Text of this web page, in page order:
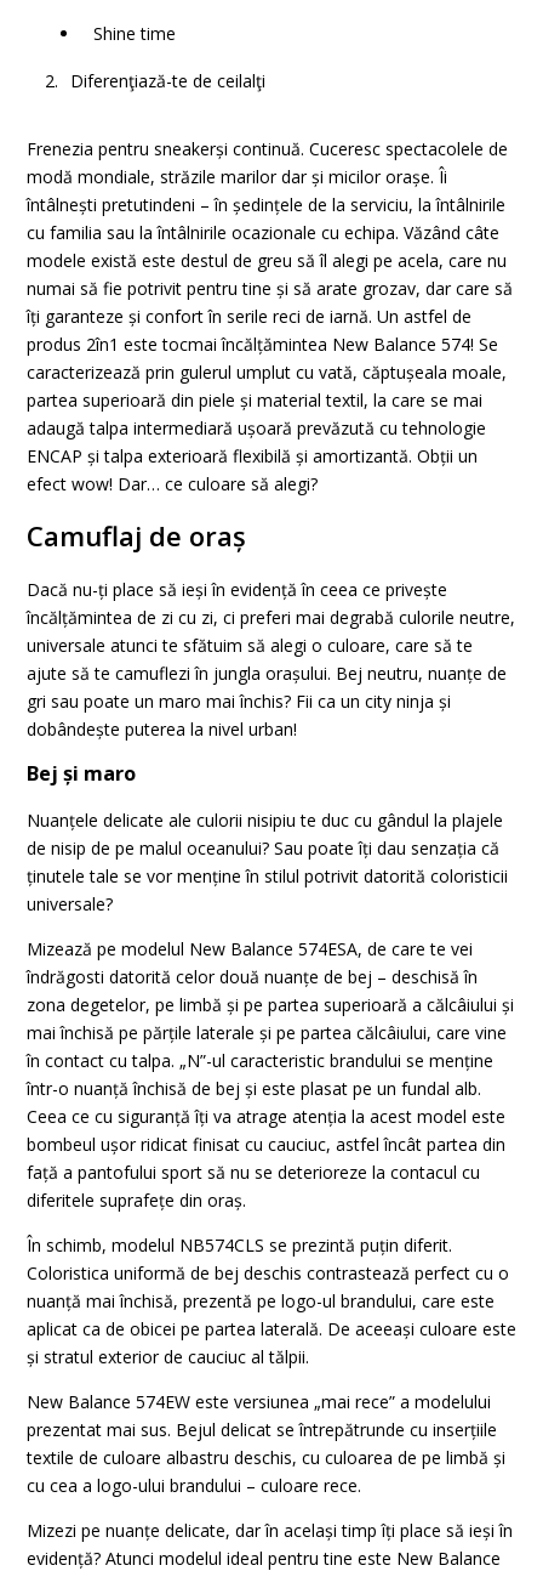
Shine time
Diferenţiază-te de ceilalţi
Frenezia pentru sneakerși continuă. Cuceresc spectacolele de
modă mondiale, străzile marilor dar și micilor orașe. Îi
întâlnești pretutindeni – în ședințele de la serviciu, la întâlnirile
cu familia sau la întâlnirile ocazionale cu echipa. Văzând câte
modele există este destul de greu să îl alegi pe acela, care nu
numai să fie potrivit pentru tine și să arate grozav, dar care să
îți garanteze și confort în serile reci de iarnă. Un astfel de
produs 2în1 este tocmai încălțămintea New Balance 574! Se
caracterizează prin gulerul umplut cu vată, căptușeala moale,
partea superioară din piele și material textil, la care se mai
adaugă talpa intermediară ușoară prevăzută cu tehnologie
ENCAP și talpa exterioară flexibilă și amortizantă. Obții un
efect wow! Dar… ce culoare să alegi?
Camuflaj de oraș
Dacă nu-ți place să ieși în evidență în ceea ce privește
încălțămintea de zi cu zi, ci preferi mai degrabă culorile neutre,
universale atunci te sfătuim să alegi o culoare, care să te
ajute să te camuflezi în jungla orașului. Bej neutru, nuanțe de
gri sau poate un maro mai închis? Fii ca un city ninja și
dobândește puterea la nivel urban!
Bej și maro
Nuanțele delicate ale culorii nisipiu te duc cu gândul la plajele
de nisip de pe malul oceanului? Sau poate îți dau senzația că
ținutele tale se vor menține în stilul potrivit datorită coloristicii
universale?
Mizează pe modelul New Balance 574ESA, de care te vei
îndrăgosti datorită celor două nuanțe de bej – deschisă în
zona degetelor, pe limbă și pe partea superioară a călcâiului și
mai închisă pe părțile laterale și pe partea călcâiului, care vine
în contact cu talpa. „N”-ul caracteristic brandului se menține
într-o nuanță închisă de bej și este plasat pe un fundal alb.
Ceea ce cu siguranță îți va atrage atenția la acest model este
bombeul ușor ridicat finisat cu cauciuc, astfel încât partea din
față a pantofului sport să nu se deterioreze la contacul cu
diferitele suprafețe din oraș.
În schimb, modelul NB574CLS se prezintă puțin diferit.
Coloristica uniformă de bej deschis contrastează perfect cu o
nuanță mai închisă, prezentă pe logo-ul brandului, care este
aplicat ca de obicei pe partea laterală. De aceeași culoare este
și stratul exterior de cauciuc al tălpii.
New Balance 574EW este versiunea „mai rece” a modelului
prezentat mai sus. Bejul delicat se întrepătrunde cu inserțiile
textile de culoare albastru deschis, cu culoarea de pe limbă și
cu cea a logo-ului brandului – culoare rece.
Mizezi pe nuanțe delicate, dar în același timp îți place să ieși în
evidență? Atunci modelul ideal pentru tine este New Balance